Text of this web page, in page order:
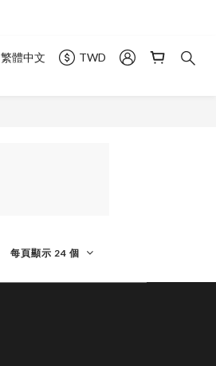
繁體中文
TWD
每頁顯示 24 個